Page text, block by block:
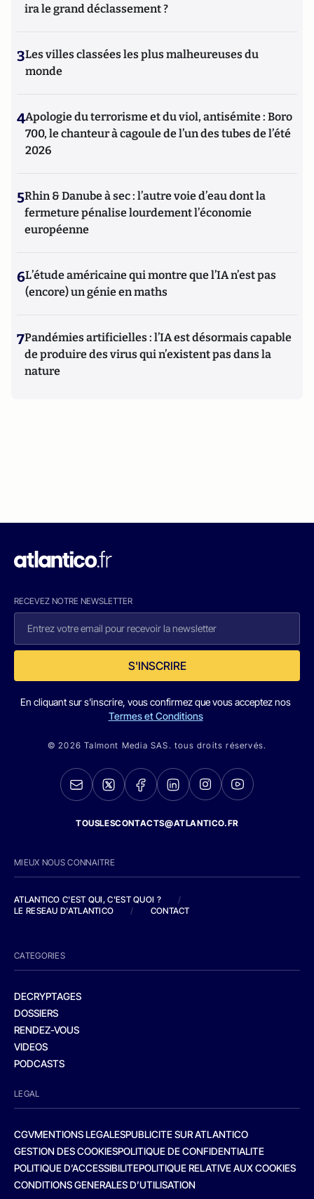
ira le grand déclassement ?
3Les villes classées les plus malheureuses du
monde
4Apologie du terrorisme et du viol, antisémite : Boro
700, le chanteur à cagoule de l’un des tubes de l’été
2026
5Rhin & Danube à sec : l’autre voie d’eau dont la
fermeture pénalise lourdement l’économie
européenne
6L’étude américaine qui montre que l’IA n’est pas
(encore) un génie en maths
7Pandémies artificielles : l’IA est désormais capable
de produire des virus qui n’existent pas dans la
nature
RECEVEZ NOTRE NEWSLETTER
S'INSCRIRE
En cliquant sur s'inscrire, vous confirmez que vous acceptez nos
Termes et Conditions
© 2026 Talmont Media SAS. tous droits réservés.
TOUSLESCONTACTS@ATLANTICO.FR
MIEUX NOUS CONNAITRE
ATLANTICO C'EST QUI, C'EST QUOI ?
/
LE RESEAU D'ATLANTICO
/ CONTACT
CATEGORIES
DECRYPTAGES
DOSSIERS
RENDEZ-VOUS
VIDEOS
PODCASTS
LEGAL
CGVMENTIONS LEGALESPUBLICITE SUR ATLANTICO
GESTION DES COOKIESPOLITIQUE DE CONFIDENTIALITE
POLITIQUE D’ACCESSIBILITEPOLITIQUE RELATIVE AUX COOKIES
CONDITIONS GENERALES D’UTILISATION